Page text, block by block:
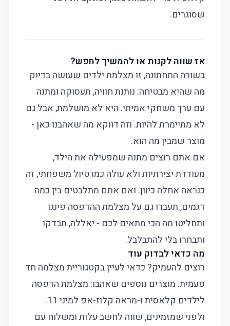
שסוגרים.
אז שווה לקנות או להמשיך לחפש?
בשורה התחתונה, זו מצלמת ילדים שעושה בדיוק
מה שהיא מבטיחה: נותנת חוויה, תעסוקה ומתנה
עם ערך משחקי אמיתי. היא לא מושלמת, אבל גם
לא מתיימרת להיות. וזה דווקא מה שאהבנו כאן -
מוצר שמבין מה הוא.
אם אתם רוצים מתנה שמפעילה את הילד,
מעודדת יצירתיות ולא עולה כמו טיול משפחתי, זה
כנראה אחלה כיוון. ואם אתם מתלבטים בין כמה
דגמים, תעברו גם על מצלמת ההדפסה פינגו
ותחליטו מה הכי מתאים לכם - יאללה, תבדקו
ותבחרו בלי להתבלבל.
מה כדאי לבדוק עוד
רוצים להעמיק? כדאי לעיין בקטגורייתמצלמה חד
פעמית. מוצרים נוספים שאהבו: מצלמת הדפסה
לילדים קלאסיתו-מראה קלוז-אפ למיני 11
.
ולפני שמזמינים, שווה לחשב עלות ומשלוח עם